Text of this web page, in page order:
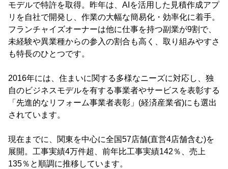
モデルで特許を取得。昨年は、AIを活用した見積作成アプ
リを自社で開発し、作業の大幅な簡易化・効率化に着手。
フランチャイズオーナーは他に仕事を持つ副業が9割で、
未経験や異業種からの参入の割合も高く、取り組みやすさ
も特長のひとつです。
2016年には、住まいに関する多様なニーズに対応し、独
自のビジネスモデルを有する事業者やサービスを表彰する
「先進的なリフォーム事業者表彰」(経済産業省)にも選出
されています。
現在までに、関東を中心に全国57店舗(直営4店舗含む)を
展開。工事実績4万件超、前年比工事実績142％、売上
135％と順調に推移しています。